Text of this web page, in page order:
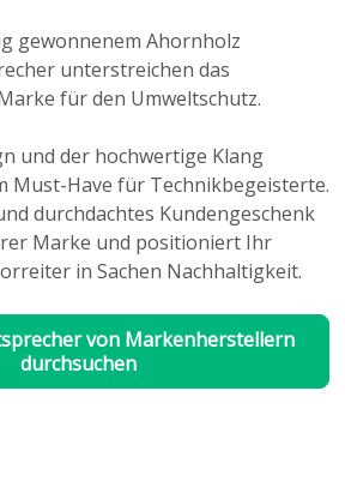
gewonnenem Ahornholz
unterstreichen das
für den Umweltschutz.
und der hochwertige Klang
Must-Have für Technikbegeisterte.
durchdachtes Kundengeschenk
Marke und positioniert Ihr
in Sachen Nachhaltigkeit.
von Markenherstellern
durchsuchen